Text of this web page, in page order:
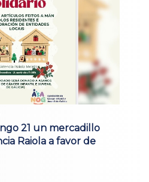
21 un mercadillo
Raiola a favor de